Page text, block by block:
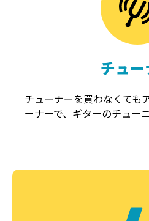
チュー
チューナーを買わなくても
ーナーで、ギターのチュー